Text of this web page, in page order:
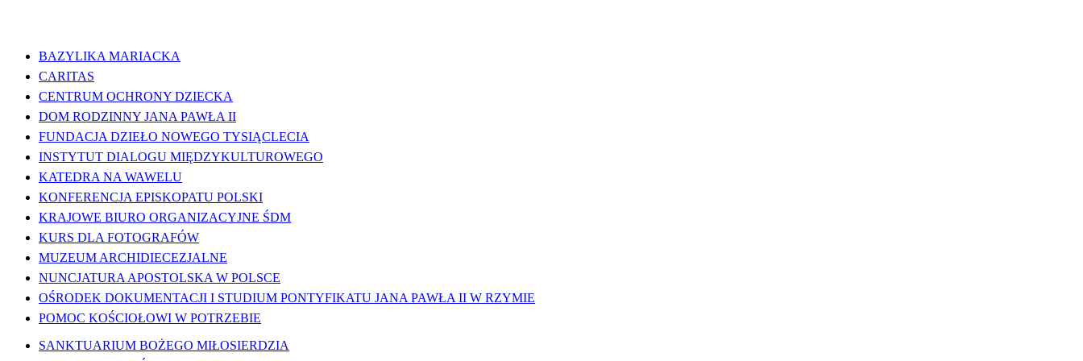
BAZYLIKA MARIACKA
CARITAS
CENTRUM OCHRONY DZIECKA
DOM RODZINNY JANA PAWŁA II
FUNDACJA DZIEŁO NOWEGO TYSIĄCLECIA
INSTYTUT DIALOGU MIĘDZYKULTUROWEGO
KATEDRA NA WAWELU
KONFERENCJA EPISKOPATU POLSKI
KRAJOWE BIURO ORGANIZACYJNE ŚDM
KURS DLA FOTOGRAFÓW
MUZEUM ARCHIDIECEZJALNE
NUNCJATURA APOSTOLSKA W POLSCE
OŚRODEK DOKUMENTACJI I STUDIUM PONTYFIKATU JANA PAWŁA II W RZYMIE
POMOC KOŚCIOŁOWI W POTRZEBIE
SANKTUARIUM BOŻEGO MIŁOSIERDZIA